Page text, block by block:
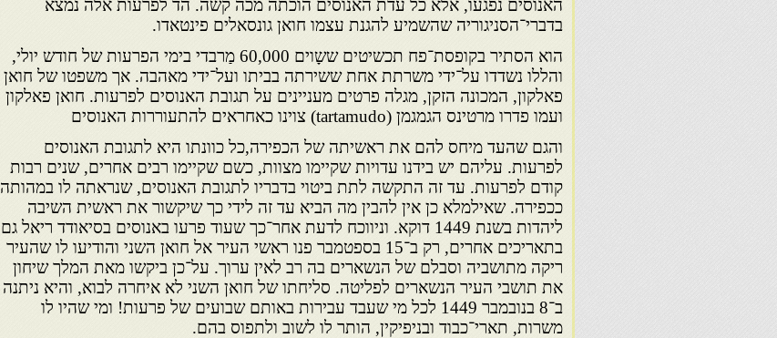
האנוסים נפגעו, אלא כל עדת האנוסים הוכתה מכה קשה. הד לפרעות אלה נמצא
בדברי־הסניגוריה שהשמיע להגנת עצמו חואן גונסאלים פינטאדו.
הוא הסתיר בקופסת־פח תכשיטים ששָוים 60,000 מַרבדי בימי הפרעות של חודש יולי,
והללו נשדדו על־ידי משרתת אחת ששירתה בביתו ועל־ידי מאהבה. אך משפטו של חואן
פאלקון, המכונה הזקן, מגלה פרטים מעניינים על תגובת האנוסים לפרעות. חואן פאלקון
ועמו פדרו מרטינס הגמגמן (tartamudo) צוינו כאחראים להתעוררות האנוסים
והגם שהעד מיחס להם את ראשיתה של הכפירה,כל כוונתו היא לתגובת האנוסים
לפרעות. עליהם יש בידנו עדויות שקיימו מצוות, כשם שקיימו רבים אחרים, שנים רבות
קודם לפרעות. עד זה התקשה לתת ביטוי בדבריו לתגובת האנוסים, שנראתה לו במהותה
ככפירה. שאילמלא כן אין להבין מה הביא עד זה לידי כך שיקשור את ראשית השיבה
ליהדות בשנת 1449 דוקא. וניווכח לדעת אחר־כך שעוד פרעו באנוסים בסיאודד ריאל גם
בתאריכים אחרים, רק ב־15 בספטמבר פנו ראשי העיר אל חואן השני והודיעו לו שהעיר
ריקה מתושביה וסבלם של הנשארים בה רב לאין ערוך. על־כן ביקשו מאת המלך שיחון
את תושבי העיר הנשארים לפליטה. סליחתו של חואן השני לא איחרה לבוא, והיא ניתנה
ב־8 בנובמבר 1449 לכל מי שעבד עבירות באותם שבועים של פרעות! ומי שהיו לו
משרות, תארי־כבוד ובניפיקין, הותר לו לשוב ולתפוס בהם.